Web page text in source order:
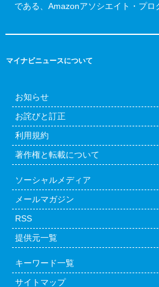
である、Amazonアソシエイト・プロ
マイナビニュースについて
お知らせ
お詫びと訂正
利用規約
著作権と転載について
ソーシャルメディア
メールマガジン
RSS
提供元一覧
キーワード一覧
サイトマップ